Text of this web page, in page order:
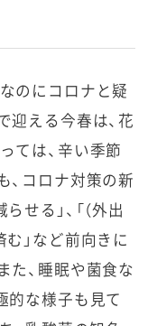
のにコロナと疑
迎える今春は、花
ては、辛い季節
、コロナ対策の新
せる」、「（外出
」など前向きに
た、睡眠や菌食な
的な様子も見て